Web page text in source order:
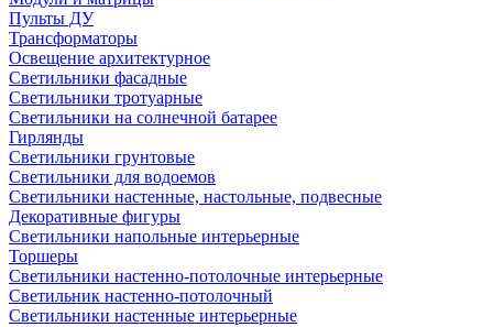
Пульты ДУ
Трансформаторы
Освещение архитектурное
Светильники фасадные
Светильники тротуарные
Светильники на солнечной батарее
Гирлянды
Светильники грунтовые
Светильники для водоемов
Светильники настенные, настольные, подвесные
Декоративные фигуры
Светильники напольные интерьерные
Торшеры
Светильники настенно-потолочные интерьерные
Светильник настенно-потолочный
Светильники настенные интерьерные